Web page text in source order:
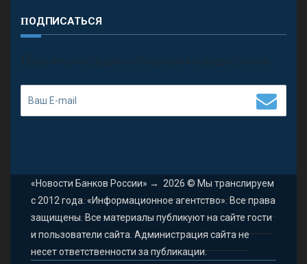
ПОДПИСАТЬСЯ
П олучить последние обновления и предложения.
«Новости Банков России» → 2026 © Мы транслируем
с 2012 года. «Информационное агентство». Все права
защищены. Все материалы публикуют на сайте гости
и пользователи сайта. Администрация сайта не
несет ответственности за публикации.